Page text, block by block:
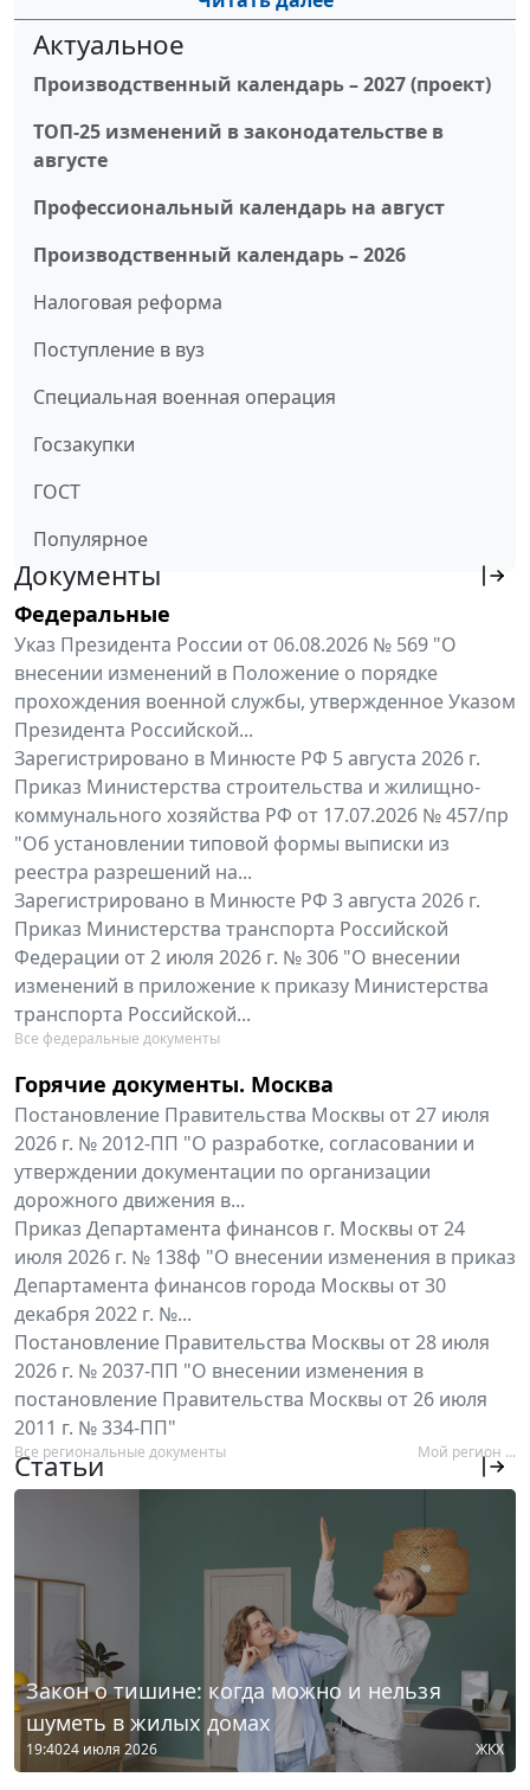
Актуальное
Производственный календарь – 2027 (проект)
ТОП-25 изменений в законодательстве в
августе
Профессиональный календарь на август
Производственный календарь – 2026
Налоговая реформа
Поступление в вуз
Специальная военная операция
Госзакупки
ГОСТ
Популярное
Документы
Федеральные
Указ Президента России от 06.08.2026 № 569 "О
внесении изменений в Положение о порядке
прохождения военной службы, утвержденное Указом
Президента Российской...
Зарегистрировано в Минюсте РФ 5 августа 2026 г.
Приказ Министерства строительства и жилищно-
коммунального хозяйства РФ от 17.07.2026 № 457/пр
"Об установлении типовой формы выписки из
реестра разрешений на...
Зарегистрировано в Минюсте РФ 3 августа 2026 г.
Приказ Министерства транспорта Российской
Федерации от 2 июля 2026 г. № 306 "О внесении
изменений в приложение к приказу Министерства
транспорта Российской...
Все федеральные документы
Горячие документы. Москва
Постановление Правительства Москвы от 27 июля
2026 г. № 2012-ПП "О разработке, согласовании и
утверждении документации по организации
дорожного движения в...
Приказ Департамента финансов г. Москвы от 24
июля 2026 г. № 138ф "О внесении изменения в приказ
Департамента финансов города Москвы от 30
декабря 2022 г. №...
Постановление Правительства Москвы от 28 июля
2026 г. № 2037-ПП "О внесении изменения в
постановление Правительства Москвы от 26 июля
2011 г. № 334-ПП"
Все региональные документы Мой регион ...
Статьи
Закон о тишине: когда можно и нельзя
шуметь в жилых домах
19:4024 июля 2026 ЖКХ